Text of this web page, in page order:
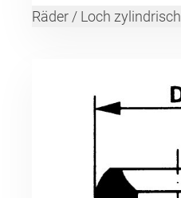
Räder / Loch zylindrisch